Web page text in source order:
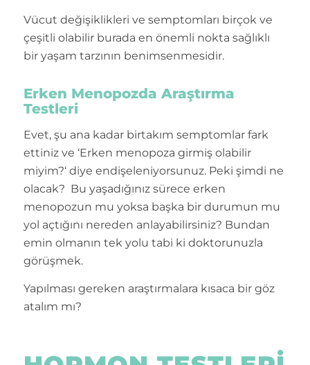
Vücut değişiklikleri ve semptomları birçok ve
çeşitli olabilir burada en önemli nokta sağlıklı
bir yaşam tarzının benimsenmesidir.
Erken Menopozda Araştırma
Testleri
Evet, şu ana kadar birtakım semptomlar fark
ettiniz ve ‘Erken menopoza girmiş olabilir
miyim?‘ diye endişeleniyorsunuz. Peki şimdi ne
olacak? Bu yaşadığınız sürece erken
menopozun mu yoksa başka bir durumun mu
yol açtığını nereden anlayabilirsiniz? Bundan
emin olmanın tek yolu tabi ki doktorunuzla
görüşmek.
Yapılması gereken araştırmalara kısaca bir göz
atalım mı?